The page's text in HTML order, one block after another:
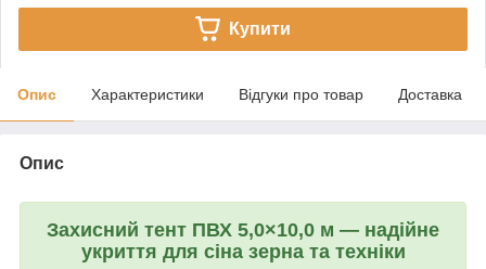
Купити
Опис Характеристики Відгуки про товар Доставка
Опис
Захисний тент ПВХ 5,0×10,0 м — надійне
укриття для сіна зерна та техніки